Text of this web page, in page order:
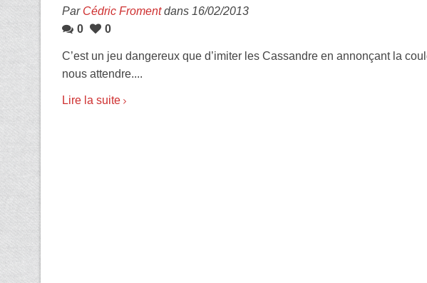
Par Cédric Fromentdans 16/02/2013
0
0
C’est un jeu dangereux que d’imiter les Cassandre en annonçant la
nous attendre....
Lire la suite